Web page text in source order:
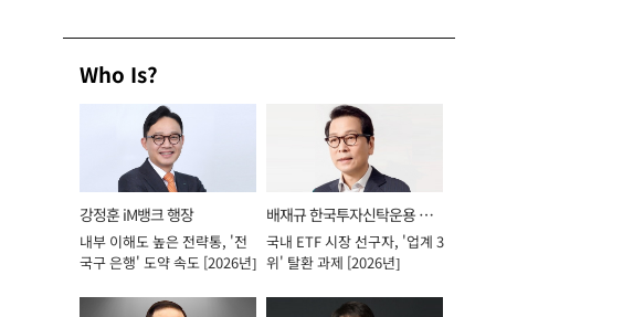
Who Is?
강정훈 iM뱅크 행장
내부 이해도 높은 전략통, '전
국구 은행' 도약 속도 [2026년]
배재규 한국투자신탁운용 대
표이사 사장
국내 ETF 시장 선구자, '업계 3
위' 탈환 과제 [2026년]